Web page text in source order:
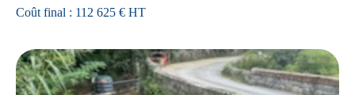
Coût final : 112 625 € HT